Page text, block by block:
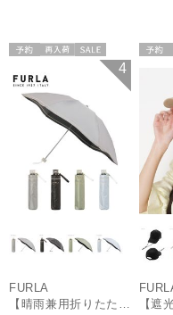
セール
送料無料
WOMEN
4
FURLA
【晴雨兼用折りたたみ日傘】フルラ (FURLA) ジッパー刺繍 遮光100 UV100 軽量